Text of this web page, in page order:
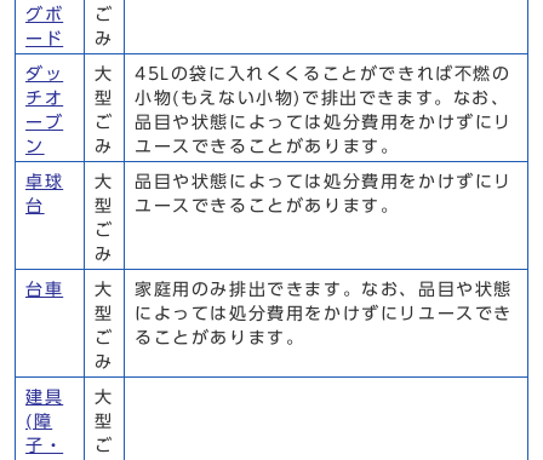
グボ
ード
ご
み
ダッ
チオ
ーブ
ン
大
型
ご
み
45Lの袋に入れくくることができれば不燃の
小物(もえない小物)で排出できます。なお、
品目や状態によっては処分費用をかけずにリ
ユースできることがあります。
卓球
台
大
型
ご
み
品目や状態によっては処分費用をかけずにリ
ユースできることがあります。
台車
大
型
ご
み
家庭用のみ排出できます。なお、品目や状態
によっては処分費用をかけずにリユースでき
ることがあります。
建具
(障
子・
大
型
ご